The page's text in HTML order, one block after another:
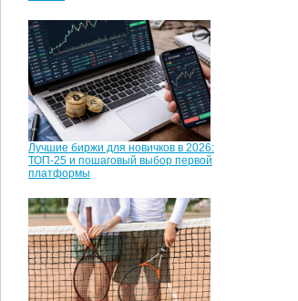
Лучшие биржи для новичков в 2026:
ТОП-25 и пошаговый выбор первой
платформы